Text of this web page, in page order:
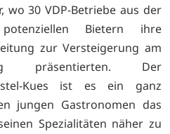
wo 30 VDP-Betriebe aus der
Bietern ihre
zur Versteigerung am
präsentierten. Der
Kues ist es ein ganz
jungen Gastronomen das
Spezialitäten näher zu